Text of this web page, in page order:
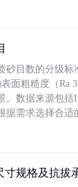
砂目数的分级标
面粗糙度（Ra
。数据来源包括
据需求选择合适
寸规格及抗拔